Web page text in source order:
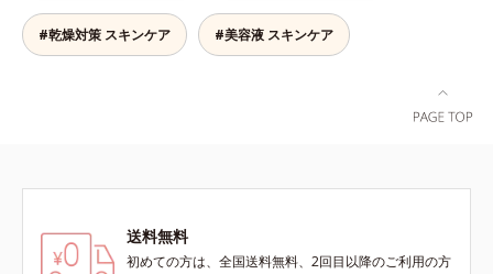
ンの第三のルートに着目し、日本放
射線影響学会第53回大会で2010年
キス(2)*9 乾燥など
ミ・ソバカスを防ぐ*3 うるおいに
よる透明感のある肌*4 日本化粧品
業界で初めてメラニンの第三のルー
表したこと*5 うるおいによる*6 メ
層まで*3 年齢を重ねた肌*4 メラニ
ンが過剰に生成する状態
配合することにより、水でも油でも
実現できなかった、“濃密なうるお
い感”と“ベタつかない”、相反する2
を叶えます。*1 保湿*2 年齢に応じ
保湿成分*5 角層内
#乾燥対策 スキンケア #美容液 スキンケア
送料無料
初めての方は、全国送料無料、2回目以降のご利用の方